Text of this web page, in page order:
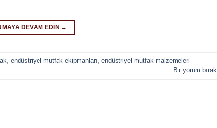
DEVAM EDIN →
, endüstriyel mutfak ekipmanları, endüstriyel mutfak malzemeleri
Bir yorum bırak